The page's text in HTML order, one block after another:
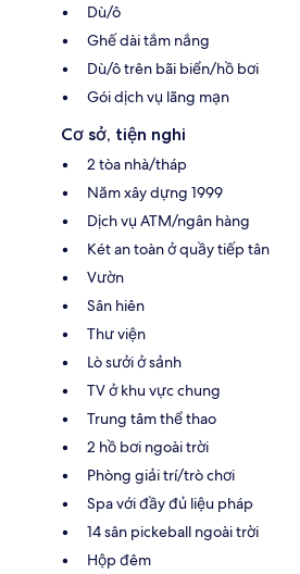
Dù/ô
Ghế dài tắm nắng
Dù/ô trên bãi biển/hồ bơi
Gói dịch vụ lãng mạn
Cơ sở, tiện nghi
2 tòa nhà/tháp
Năm xây dựng 1999
Dịch vụ ATM/ngân hàng
Két an toàn ở quầy tiếp tân
Vườn
Sân hiên
Thư viện
Lò sưởi ở sảnh
TV ở khu vực chung
Trung tâm thể thao
2 hồ bơi ngoài trời
Phòng giải trí/trò chơi
Spa với đầy đủ liệu pháp
14 sân pickeball ngoài trời
Hộp đêm